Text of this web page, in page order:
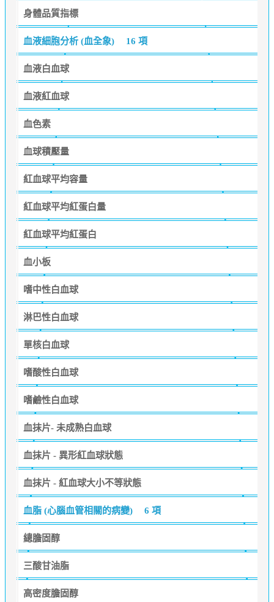
身體品質指標
血液細胞分析 (血全象) 16 項
血液白血球
血液紅血球
血色素
血球積壓量
紅血球平均容量
紅血球平均紅蛋白量
紅血球平均紅蛋白
血小板
嗜中性白血球
淋巴性白血球
單核白血球
嗜酸性白血球
嗜鹼性白血球
血抹片- 未成熟白血球
血抹片 - 異形紅血球狀態
血抹片 - 紅血球大小不等狀態
血脂 (心腦血管相關的病變) 6 項
總膽固醇
三酸甘油脂
高密度膽固醇